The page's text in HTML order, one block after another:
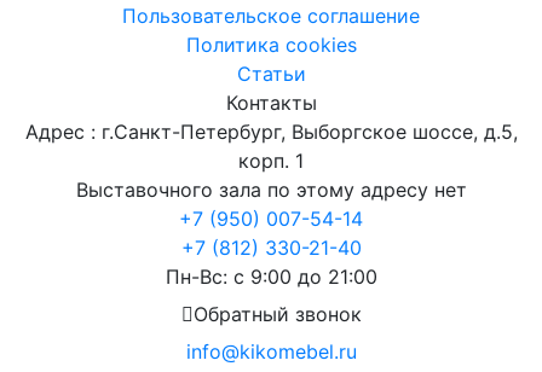
Пользовательское соглашение
Политика cookies
Статьи
Контакты
Адрес : г.Санкт-Петербург, Выборгское шоссе, д.5,
корп. 1
Выставочного зала по этому адресу нет
+7 (950) 007-54-14
+7 (812) 330-21-40
Пн-Вс: с 9:00 до 21:00
Обратный звонок
info@kikomebel.ru